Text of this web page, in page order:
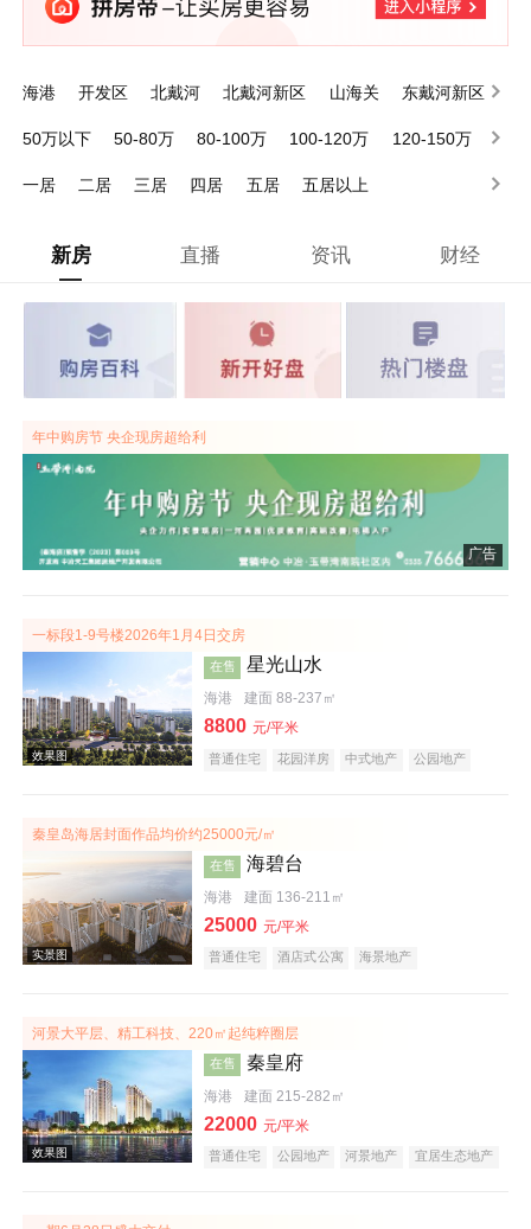
海港 开发区 北戴河 北戴河新区 山海关
东戴河新区
50万以下
50-80万 80-100万 100-120万
120-150万
一居
二居 三居 四居 五居 五居以上
新房 直播 资讯 财经
年中购房节 央企现房超给利
广告
一标段1-9号楼2026年1月4日交房
在售 星光山水
海港 建面 88-237㎡
8800 元/平米
普通住宅 花园洋房 中式地产
公园地产
秦皇岛海居封面作品均价约25000元/㎡
在售 海碧台
海港 建面 136-211㎡
25000 元/平米
普通住宅 酒店式公寓 海景地产
河景大平层、精工科技、220㎡起纯粹圈层
在售 秦皇府
海港 建面 215-282㎡
22000 元/平米
普通住宅 公园地产 河景地产
宜居生态地产